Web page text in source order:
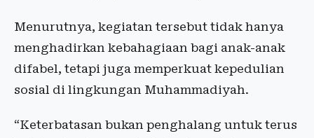
Menurutnya, kegiatan tersebut tidak hanya
menghadirkan kebahagiaan bagi anak-anak
difabel, tetapi juga memperkuat kepedulian
sosial di lingkungan Muhammadiyah.
“Keterbatasan bukan penghalang untuk terus